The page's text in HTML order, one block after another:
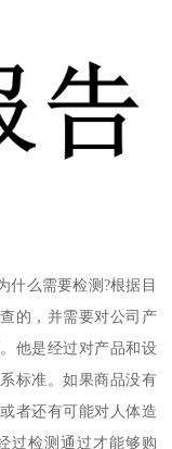
什么需要检测?根据目
的，并需要对公司产
他是经过对产品和设
标准。如果商品没有
者还有可能对人体造
过检测通过才能够购